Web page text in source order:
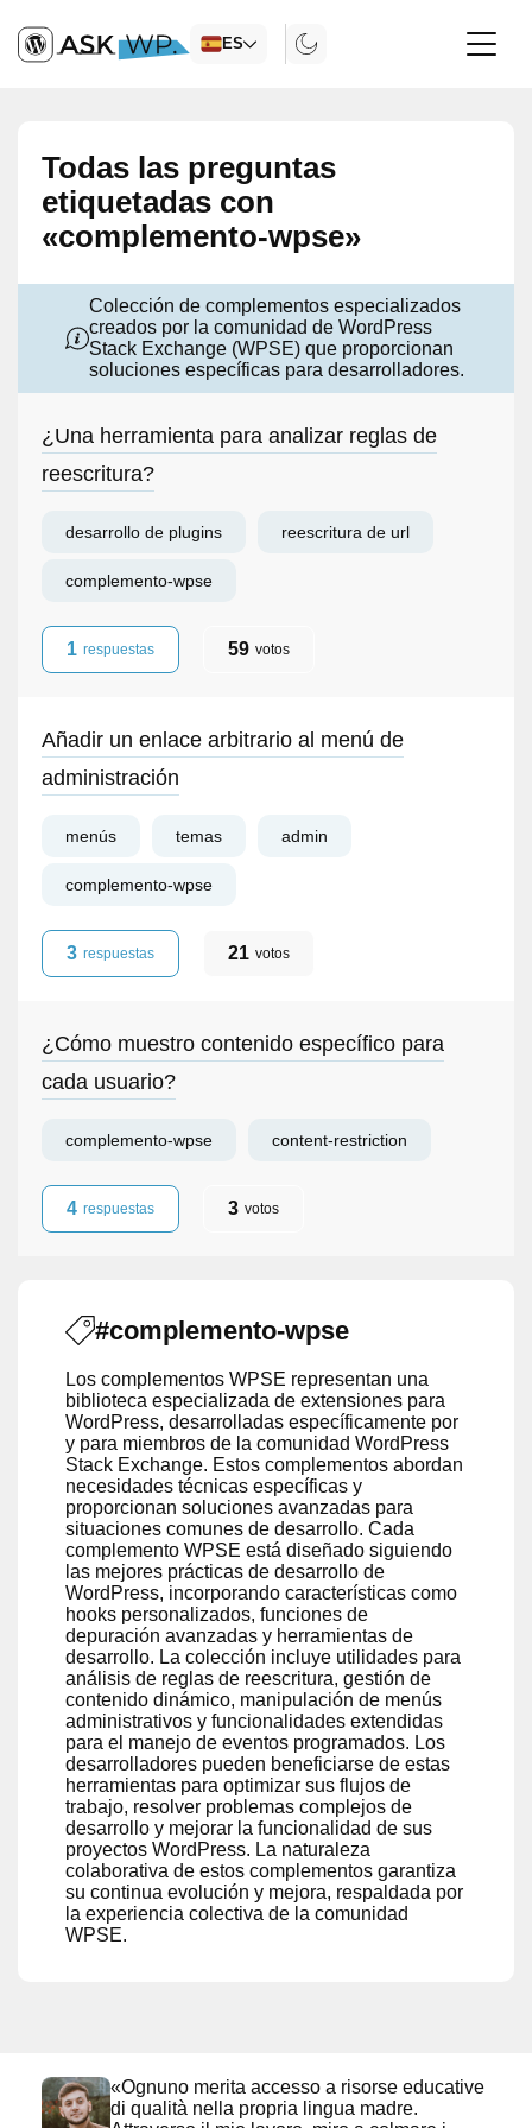
ES
Todas las preguntas
etiquetadas con
«complemento-wpse»
Colección de complementos especializados
creados por la comunidad de WordPress
Stack Exchange (WPSE) que proporcionan
soluciones específicas para desarrolladores.
¿Una herramienta para analizar reglas de
reescritura?
desarrollo de plugins reescritura de url
complemento-wpse
1 respuestas 59 votos
Añadir un enlace arbitrario al menú de
administración
menús temas admin
complemento-wpse
3 respuestas 21 votos
¿Cómo muestro contenido específico para
cada usuario?
complemento-wpse content-restriction
4 respuestas 3 votos
#complemento-wpse
Los complementos WPSE representan una
biblioteca especializada de extensiones para
WordPress, desarrolladas específicamente por
y para miembros de la comunidad WordPress
Stack Exchange. Estos complementos abordan
necesidades técnicas específicas y
proporcionan soluciones avanzadas para
situaciones comunes de desarrollo. Cada
complemento WPSE está diseñado siguiendo
las mejores prácticas de desarrollo de
WordPress, incorporando características como
hooks personalizados, funciones de
depuración avanzadas y herramientas de
desarrollo. La colección incluye utilidades para
análisis de reglas de reescritura, gestión de
contenido dinámico, manipulación de menús
administrativos y funcionalidades extendidas
para el manejo de eventos programados. Los
desarrolladores pueden beneficiarse de estas
herramientas para optimizar sus flujos de
trabajo, resolver problemas complejos de
desarrollo y mejorar la funcionalidad de sus
proyectos WordPress. La naturaleza
colaborativa de estos complementos garantiza
su continua evolución y mejora, respaldada por
la experiencia colectiva de la comunidad
WPSE.
«Ognuno merita accesso a risorse educative
di qualità nella propria lingua madre.